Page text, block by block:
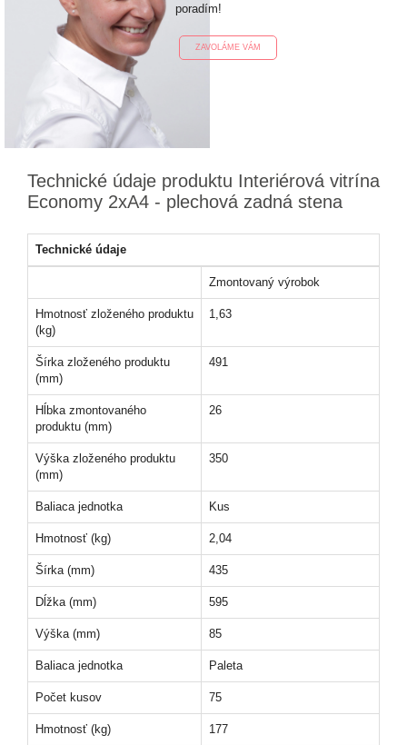
poradím!
ZAVOLÁME VÁM
Technické údaje produktu Interiérová vitrína
Economy 2xA4 - plechová zadná stena
Technické údaje
Zmontovaný výrobok
Hmotnosť zloženého produktu
(kg)
1,63
Šírka zloženého produktu
(mm)
491
Hĺbka zmontovaného
produktu (mm)
26
Výška zloženého produktu
(mm)
350
Baliaca jednotka Kus
Hmotnosť (kg) 2,04
Šírka (mm) 435
Dĺžka (mm) 595
Výška (mm) 85
Baliaca jednotka Paleta
Počet kusov 75
Hmotnosť (kg) 177